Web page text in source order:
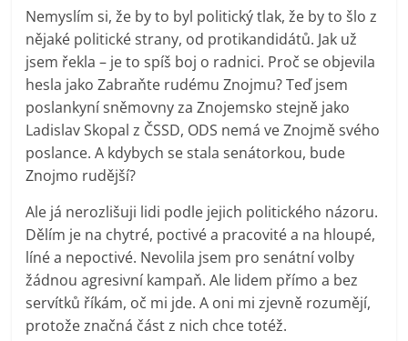
Nemyslím si, že by to byl politický tlak, že by to šlo z
nějaké politické strany, od protikandidátů. Jak už
jsem řekla – je to spíš boj o radnici. Proč se objevila
hesla jako Zabraňte rudému Znojmu? Teď jsem
poslankyní sněmovny za Znojemsko stejně jako
Ladislav Skopal z ČSSD, ODS nemá ve Znojmě svého
poslance. A kdybych se stala senátorkou, bude
Znojmo rudější?
Ale já nerozlišuji lidi podle jejich politického názoru.
Dělím je na chytré, poctivé a pracovité a na hloupé,
líné a nepoctivé. Nevolila jsem pro senátní volby
žádnou agresivní kampaň. Ale lidem přímo a bez
servítků říkám, oč mi jde. A oni mi zjevně rozumějí,
protože značná část z nich chce totéž.